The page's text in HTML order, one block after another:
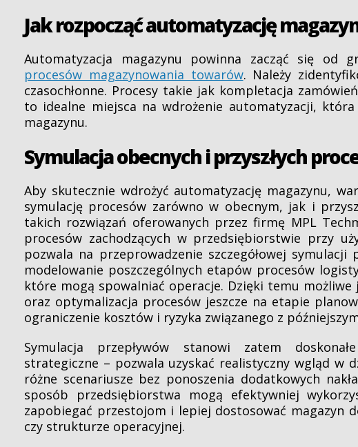
Jak rozpocząć automatyzację
Automatyzacja magazynu powinna zacząć się
procesów magazynowania towarów. Należy
czasochłonne. Procesy takie jak kompletacja
to idealne miejsca na wdrożenie automatyzacji, która
magazynu.
Symulacja obecnych i przyszłych
Aby skutecznie wdrożyć automatyzację magazynu,
symulację procesów zarówno w obecnym, jak i
takich rozwiązań oferowanych przez firmę MPL
procesów zachodzących w przedsiębiorstwie przy
pozwala na przeprowadzenie szczegółowej symulacji
modelowanie poszczególnych etapów procesów
które mogą spowalniać operacje. Dzięki temu
oraz optymalizacja procesów jeszcze na etapie
ograniczenie kosztów i ryzyka związanego z
Symulacja przepływów stanowi zatem
strategiczne – pozwala uzyskać realistyczny wgląd w
różne scenariusze bez ponoszenia dodatkowych
sposób przedsiębiorstwa mogą efektywniej
zapobiegać przestojom i lepiej dostosować magazyn
czy strukturze operacyjnej.